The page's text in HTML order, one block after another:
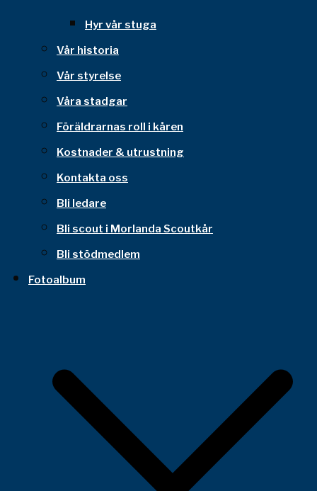
Hyr vår stuga
Vår historia
Vår styrelse
Våra stadgar
Föräldrarnas roll i kåren
Kostnader & utrustning
Kontakta oss
Bli ledare
Bli scout i Morlanda Scoutkår
Bli stödmedlem
Fotoalbum